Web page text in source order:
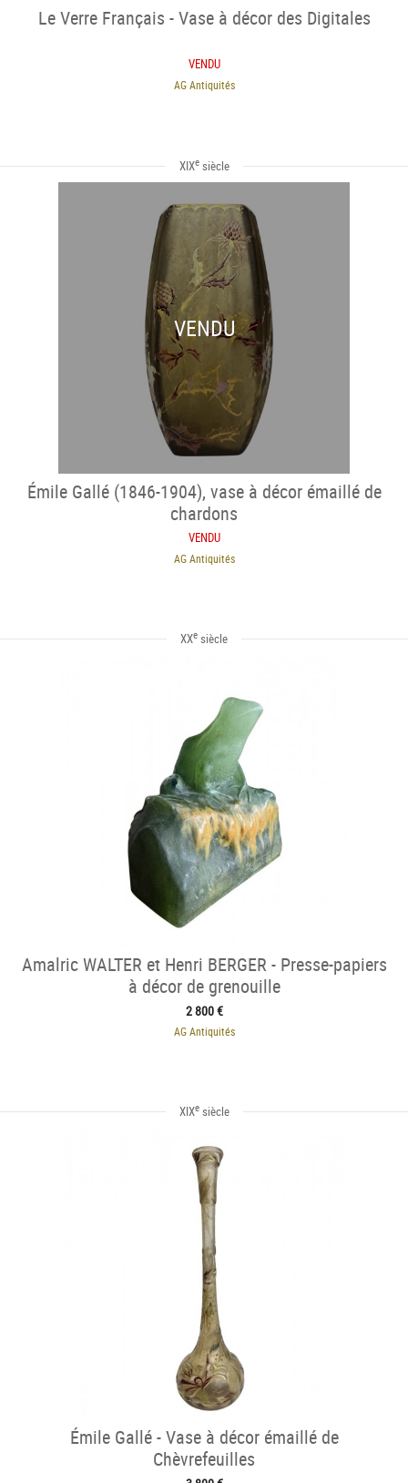
Le Verre Français - Vase à décor des Digitales
VENDU
AG Antiquités
XIXesiècle
VENDU
Émile Gallé (1846-1904), vase à décor émaillé de
chardons
VENDU
AG Antiquités
XXe siècle
Amalric WALTER et Henri BERGER - Presse-papiers
à décor de grenouille
2 800 €
AG Antiquités
XIXesiècle
Émile Gallé - Vase à décor émaillé de
Chèvrefeuilles